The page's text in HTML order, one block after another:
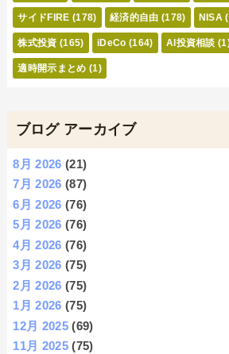
サイドFIRE (178) 経済的自由 (178) NISA
株式投資 (165) iDeCo (164) AI投資相談
適時開示まとめ (1)
ブログ アーカイブ
8月 2026 (21)
7月 2026 (87)
6月 2026 (76)
5月 2026 (76)
4月 2026 (76)
3月 2026 (75)
2月 2026 (75)
1月 2026 (75)
12月 2025 (69)
11月 2025 (75)